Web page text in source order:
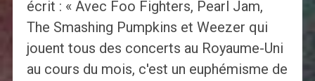
écrit : « Avec Foo Fighters, Pearl Jam,
The Smashing Pumpkins et Weezer qui
jouent tous des concerts au Royaume-Uni
au cours du mois, c'est un euphémisme de